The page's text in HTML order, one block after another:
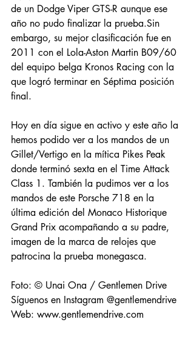
de un Dodge Viper GTS-R aunque ese
año no pudo finalizar la prueba.Sin
embargo, su mejor clasificación fue en
2011 con el Lola-Aston Martin B09/60
del equipo belga Kronos Racing con la
que logró terminar en Séptima posición
final.
Hoy en día sigue en activo y este año la
hemos podido ver a los mandos de un
Gillet/Vertigo en la mítica Pikes Peak
donde terminó sexta en el Time Attack
Class 1. También la pudimos ver a los
mandos de este Porsche 718 en la
última edición del Monaco Historique
Grand Prix acompañando a su padre,
imagen de la marca de relojes que
patrocina la prueba monegasca.
Foto: © Unai Ona / Gentlemen Drive
Síguenos en Instagram @gentlemendrive
Web: www.gentlemendrive.com